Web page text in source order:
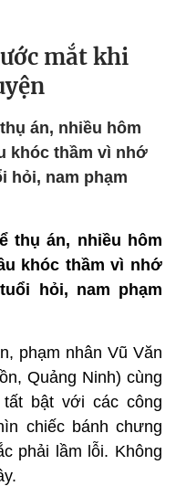
mắt khi
án, nhiều hôm
khóc thầm vì nhớ
hỏi, nam phạm
thụ án, nhiều hôm
khóc thầm vì nhớ
hỏi, nam phạm
phạm nhân Vũ Văn
Quảng Ninh) cùng
tất bật với các công
chiếc bánh chưng
phải lầm lỗi. Không